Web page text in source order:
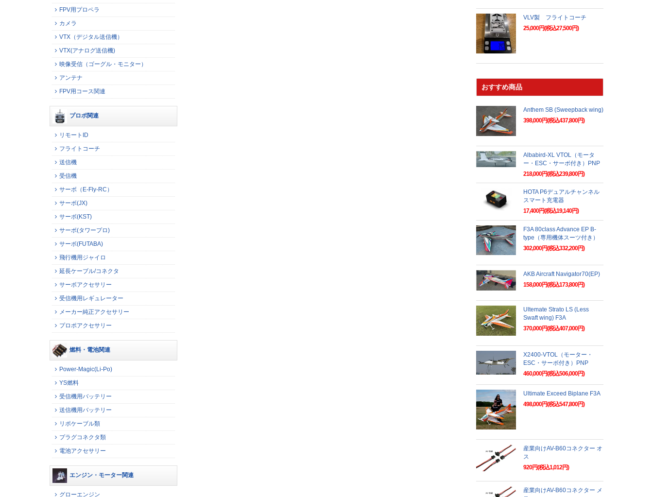
FPV用プロペラ
カメラ
VTX（デジタル送信機）
VTX(アナログ送信機)
映像受信（ゴーグル・モニター）
アンテナ
FPV用コース関連
プロポ関連
リモートID
フライトコーチ
送信機
受信機
サーボ（E-Fly-RC）
サーボ(JX)
サーボ(KST)
サーボ(タワープロ)
サーボ(FUTABA)
飛行機用ジャイロ
延長ケーブル/コネクタ
サーボアクセサリー
受信機用レギュレーター
メーカー純正アクセサリー
プロポアクセサリー
燃料・電池関連
Power-Magic(Li-Po)
YS燃料
受信機用バッテリー
送信機用バッテリー
リポケーブル類
プラグコネクタ類
電池アクセサリー
エンジン・モーター関連
グローエンジン
VLV製 フライトコーチ
25,000円(税込27,500円)
おすすめ商品
Anthem SB (Sweepback wing)
398,000円(税込437,800円)
Albabird-XL VTOL（モータ
ー・ESC・サーボ付き）PNP
218,000円(税込239,800円)
HOTA P6デュアルチャンネル
スマート充電器
17,400円(税込19,140円)
F3A 80class Advance EP B-
type（専用機体スーツ付き）
302,000円(税込332,200円)
AKB Aircraft Navigator70(EP)
158,000円(税込173,800円)
Ultemate Strato LS (Less
Swaft wing) F3A
370,000円(税込407,000円)
X2400-VTOL（モーター・
ESC・サーボ付き）PNP
460,000円(税込506,000円)
Ultimate Exceed Biplane F3A
498,000円(税込547,800円)
産業向けAV-B60コネクター オ
ス
920円(税込1,012円)
産業向けAV-B60コネクター メ